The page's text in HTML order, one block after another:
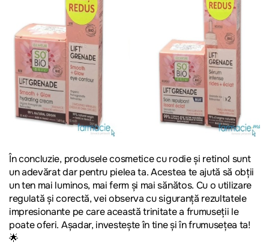
În concluzie, produsele cosmetice cu rodie și retinol sunt
un adevărat dar pentru pielea ta. Acestea te ajută să obții
un ten mai luminos, mai ferm și mai sănătos. Cu o utilizare
regulată și corectă, vei observa cu siguranță rezultatele
impresionante pe care această trinitate a frumuseții le
poate oferi. Așadar, investește în tine și în frumusețea ta!
🌟